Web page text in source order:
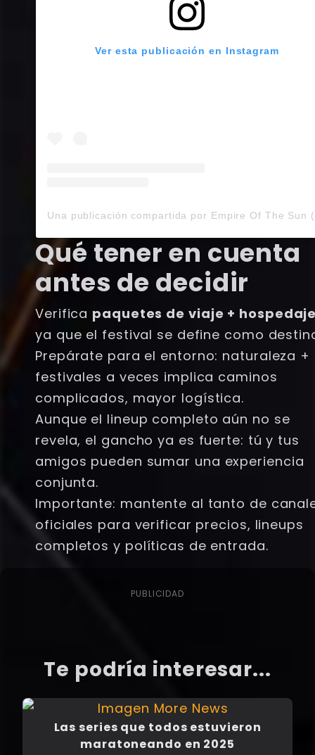
Ver esta publicación en Instagram
Qué tener en cuenta
antes de decidir
Verifica paquetes de viaje +
ya que el festival se define como
Prepárate para el entorno: naturaleza +
festivales a veces implica caminos
complicados, mayor logística.
Aunque el lineup completo aún no se
revela, el gancho ya es fuerte: tú y tus
amigos pueden sumar una experiencia
conjunta.
Importante: mantente al tanto de
oficiales para verificar precios, lineups
completos y políticas de entrada.
PUBLICIDAD
Te podría interesar...
Las series que todos estuvieron
maratoneando en 2025